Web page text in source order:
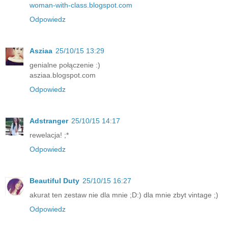
woman-with-class.blogspot.com
Odpowiedz
Asziaa 25/10/15 13:29
genialne połączenie :)
asziaa.blogspot.com
Odpowiedz
Adstranger 25/10/15 14:17
rewelacja! ;*
Odpowiedz
Beautiful Duty 25/10/15 16:27
akurat ten zestaw nie dla mnie ;D:) dla mnie zbyt vintage ;)
Odpowiedz